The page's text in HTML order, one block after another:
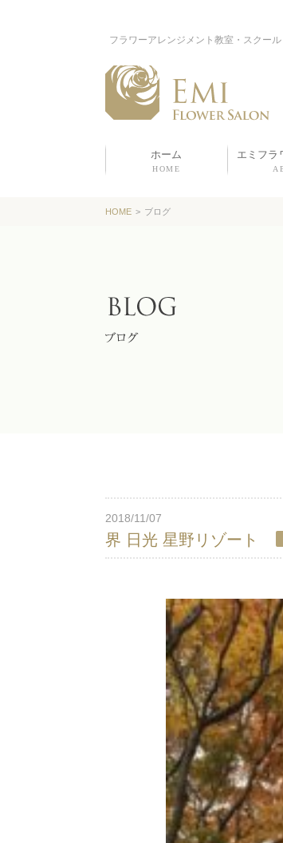
フラワーアレンジメント教室・スクー
ホーム
HOME
エミフラ
HOME > ブログ
2018/11/07
界 日光 星野リゾート